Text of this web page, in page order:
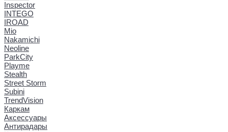
Inspector
INTEGO
IROAD
Mio
Nakamichi
Neoline
ParkCity
Playme
Stealth
Street Storm
Subini
TrendVision
Каркам
Аксессуары
Антирадары